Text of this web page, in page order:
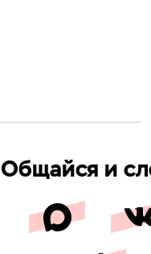
Общайся и